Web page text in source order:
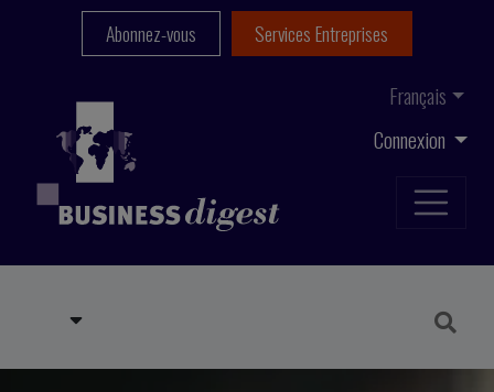
Connexion
Français
Abonnez-vous Services Entreprises